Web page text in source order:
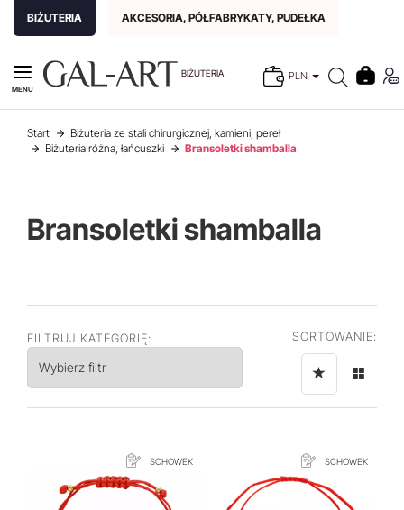
BIŻUTERIA AKCESORIA, PÓŁFABRYKATY, PUDEŁKA
BIŻUTERIA PLN
MENU
Start
Biżuteria ze stali chirurgicznej, kamieni, pereł
Biżuteria różna, łańcuszki
Bransoletki shamballa
Bransoletki shamballa
FILTRUJ KATEGORIĘ:
Wybierz filtr
SORTOWANIE:
SCHOWEK SCHOWEK